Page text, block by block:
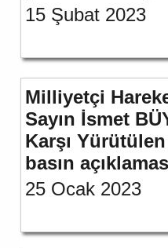
15 Şubat 2023
Milliyetçi
Sayın İsmet
Karşı Yürütülen
basın
25 Ocak 2023